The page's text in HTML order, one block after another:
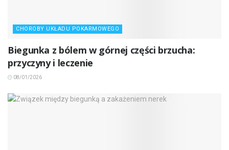
CHOROBY UKŁADU POKARMOWEGO
Biegunka z bólem w górnej części brzucha:
przyczyny i leczenie
08/01/2026